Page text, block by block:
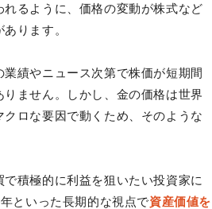
れるように、価格の変動が株式など
ります。
績やニュース次第で株価が短期間
ません。しかし、金の価格は世界
ロな要因で動くため、そのような
積極的に利益を狙いたい投資家に
といった長期的な視点で資産価値を